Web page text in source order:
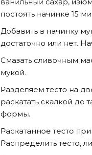
постоять начинке 15
Добавить в начинку
достаточно или нет.
Смазать сливочным
мукой.
Разделяем тесто на
раскатать скалкой до
формы.
Раскатанное тесто
Распределить тесто,